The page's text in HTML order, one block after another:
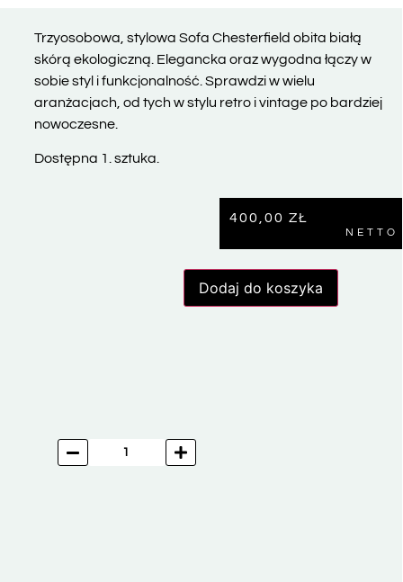
Trzyosobowa, stylowa Sofa Chesterfield obita białą
skórą ekologiczną. Elegancka oraz wygodna łączy w
sobie styl i funkcjonalność. Sprawdzi w wielu
aranżacjach, od tych w stylu retro i vintage po bardziej
nowoczesne.
Dostępna 1. sztuka.
400,00 ZŁ
NETTO
Dodaj do koszyka